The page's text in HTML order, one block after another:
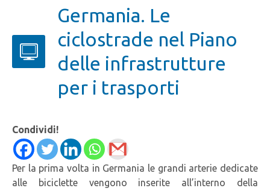
Germania. Le
ciclostrade nel Piano
delle infrastrutture
per i trasporti
Condividi!
Per la prima volta in Germania le grandi arterie dedicate
alle biciclette vengono inserite all’interno della